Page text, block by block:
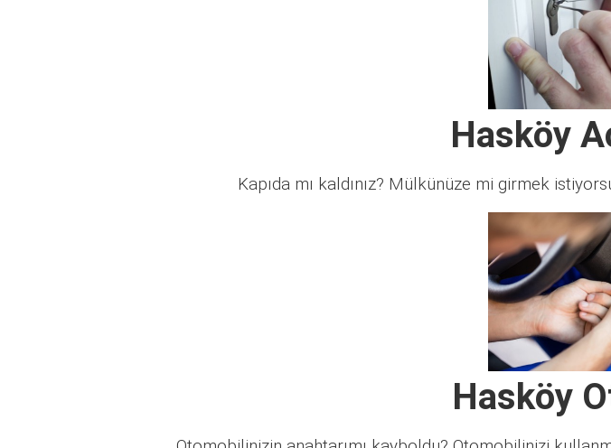
Hasköy
Kapıda mı kaldınız? Mülkünüze mi girmek
Hasköy